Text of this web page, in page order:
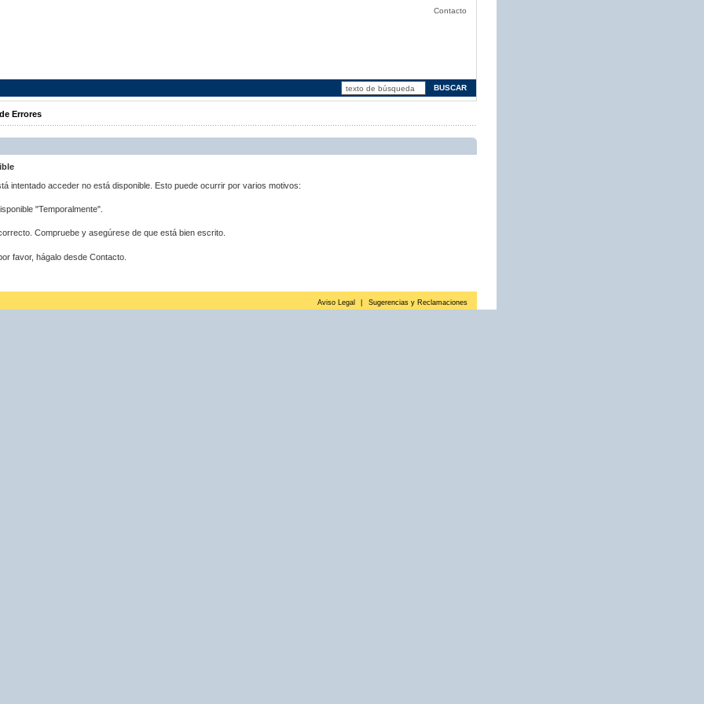
Contacto
Errores
intentado acceder no está disponible. Esto puede ocurrir por varios motivos:
"Temporalmente".
Compruebe y asegúrese de que está bien escrito.
favor, hágalo desde Contacto.
Aviso Legal Sugerencias y Reclamaciones